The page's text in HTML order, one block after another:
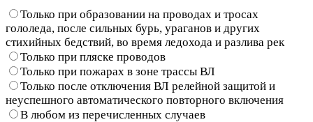
Только при образовании на проводах и тросах
гололеда, после сильных бурь, ураганов и других
стихийных бедствий, во время ледохода и разлива рек
Только при пляске проводов
Только при пожарах в зоне трассы ВЛ
Только после отключения ВЛ релейной защитой и
неуспешного автоматического повторного включения
В любом из перечисленных случаев